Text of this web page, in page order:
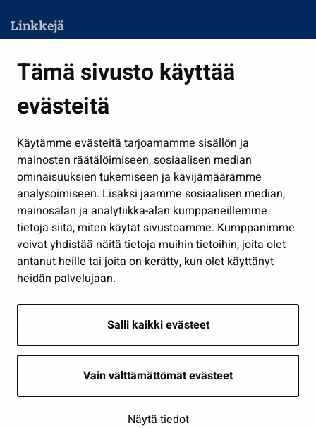
Tämä sivusto käyttää
evästeitä
Käytämme evästeitä tarjoamamme sisällön ja
mainosten räätälöimiseen, sosiaalisen median
ominaisuuksien tukemiseen ja kävijämäärämme
analysoimiseen. Lisäksi jaamme sosiaalisen median,
mainosalan ja analytiikka-alan kumppaneillemme
tietoja siitä, miten käytät sivustoamme. Kumppanimme
voivat yhdistää näitä tietoja muihin tietoihin, joita olet
antanut heille tai joita on kerätty, kun olet käyttänyt
heidän palvelujaan.
Salli kaikki evästeet
Vain välttämättömät evästeet
Näytä tiedot
Linkkejä
Kasvatus ja opetus
Kulttuuri ja liikunta
Työ ja yrittäminen
Osallistu ja asioi
Näytä omat evästeasetukseni
Seuraa meitä